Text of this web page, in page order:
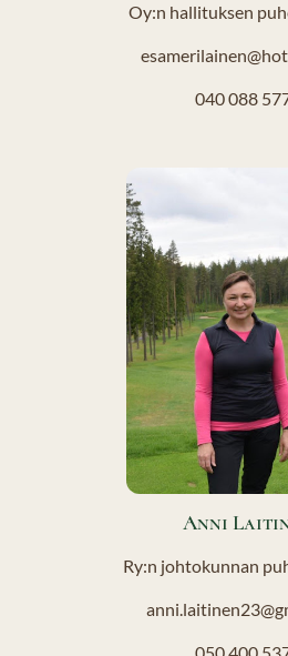
Oy:n hallituksen
040 088
Anni
Ry:n johtokunnan